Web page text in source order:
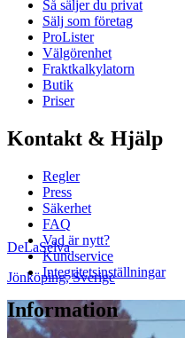
DeLaSelva
Jönköping,Sverige
Så säljer du privat
Sälj som företag
ProLister
Välgörenhet
Fraktkalkylatorn
Butik
Priser
Kontakt & Hjälp
Regler
Press
Säkerhet
FAQ
Vad är nytt?
Kundservice
Integritetsinställningar
Information